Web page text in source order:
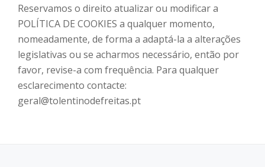
Reservamos o direito atualizar ou modificar a
POLÍTICA DE COOKIES a qualquer momento,
nomeadamente, de forma a adaptá-la a alterações
legislativas ou se acharmos necessário, então por
favor, revise-a com frequência. Para qualquer
esclarecimento contacte:
geral@tolentinodefreitas.pt